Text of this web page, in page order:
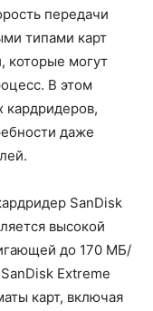
передачи
типами карт
которые могут
В этом
кардридеров,
даже
SanDisk
высокой
до 170 МБ/
Extreme
карт, включая